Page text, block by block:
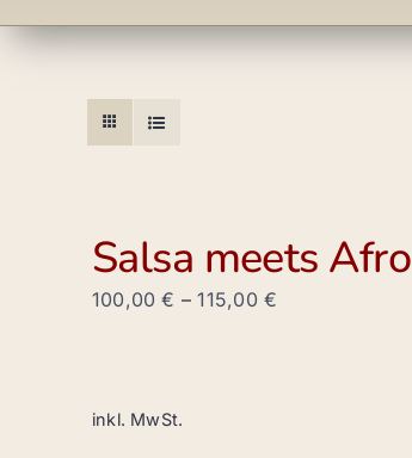
Salsa meets Afro
100,00€ –115,00€
inkl. MwSt.